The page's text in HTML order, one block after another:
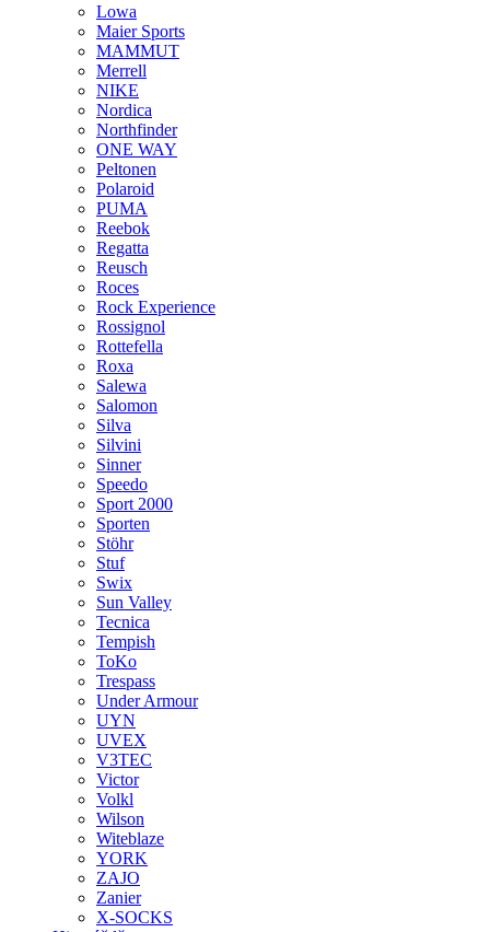
Lowa
Maier Sports
MAMMUT
Merrell
NIKE
Nordica
Northfinder
ONE WAY
Peltonen
Polaroid
PUMA
Reebok
Regatta
Reusch
Roces
Rock Experience
Rossignol
Rottefella
Roxa
Salewa
Salomon
Silva
Silvini
Sinner
Speedo
Sport 2000
Sporten
Stöhr
Stuf
Swix
Sun Valley
Tecnica
Tempish
ToKo
Trespass
Under Armour
UYN
UVEX
V3TEC
Victor
Volkl
Wilson
Witeblaze
YORK
ZAJO
Zanier
X-SOCKS